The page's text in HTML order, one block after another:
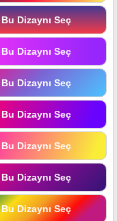
Bu Dizaynı Seç
Bu Dizaynı Seç
Bu Dizaynı Seç
Bu Dizaynı Seç
Bu Dizaynı Seç
Bu Dizaynı Seç
Bu Dizaynı Seç